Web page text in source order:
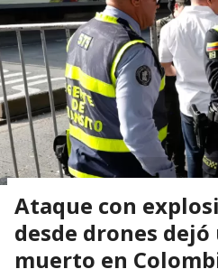
Ataque con
desde drones
muerto en